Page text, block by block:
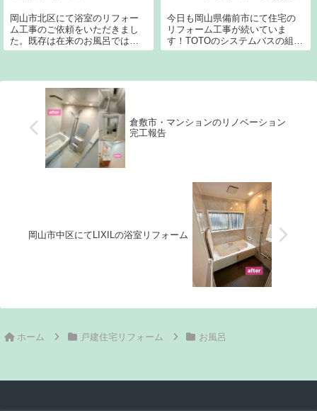
岡山市北区にて浴室のリフォー
ム工事のご依頼をいただきまし
た。既存は在来のお風呂ではな
く、すでにユニットバスです。
と、リニューアルにふさわしい
時期かと考えます。
今日も岡山県備前市にて住宅の
リフォーム工事が続いていま
す！TOTOのシステムバスの組み
立てが終わり取り合い部分の復
もいるのです。うちはトイレも
倉敷市・マンションのリノベーション
完工報告
岡山市中区にてLIXILの浴室リフォーム
ホーム 戸建住宅リフォーム お風呂